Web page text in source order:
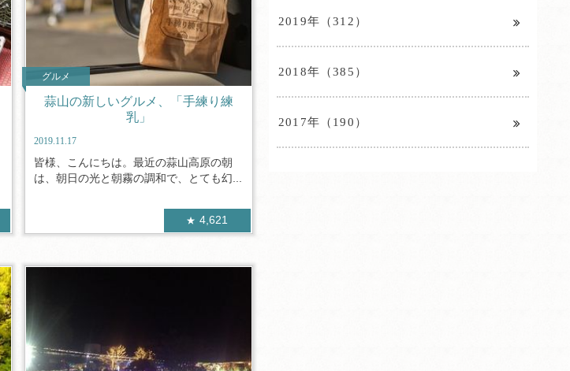
グルメ
蒜山の新しいグルメ、「手練り練
乳」
2019.11.17
皆様、こんにちは。最近の蒜山高原の朝
は、朝日の光と朝霧の調和で、とても幻...
4,621
2019年（312）
2018年（385）
2017年（190）